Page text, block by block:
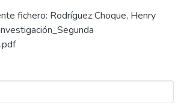
fichero: Rodríguez Choque, Henry